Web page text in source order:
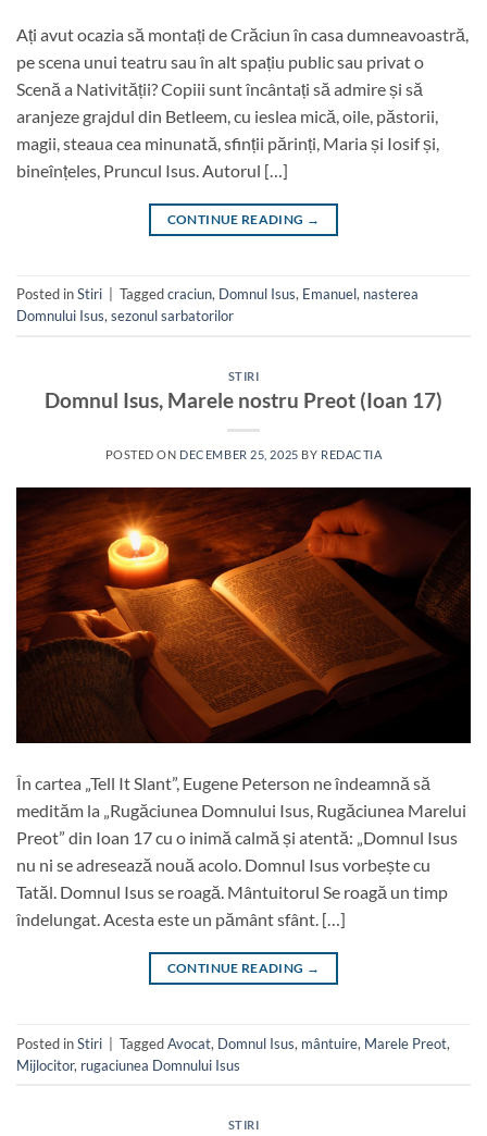
Ați avut ocazia să montați de Crăciun în casa dumneavoastră,
pe scena unui teatru sau în alt spațiu public sau privat o
Scenă a Nativității? Copiii sunt încântați să admire și să
aranjeze grajdul din Betleem, cu ieslea mică, oile, păstorii,
magii, steaua cea minunată, sfinții părinți, Maria și Iosif și,
bineînțeles, Pruncul Isus. Autorul […]
CONTINUE READING →
Posted inStiri Taggedcraciun, Domnul Isus, Emanuel, nasterea
Domnului Isus, sezonul sarbatorilor
STIRI
Domnul Isus, Marele nostru Preot (Ioan 17)
POSTED ON DECEMBER 25, 2025 BY REDACTIA
În cartea „Tell It Slant”, Eugene Peterson ne îndeamnă să
medităm la „Rugăciunea Domnului Isus, Rugăciunea Marelui
Preot” din Ioan 17 cu o inimă calmă și atentă: „Domnul Isus
nu ni se adresează nouă acolo. Domnul Isus vorbește cu
Tatăl. Domnul Isus se roagă. Mântuitorul Se roagă un timp
îndelungat. Acesta este un pământ sfânt. […]
CONTINUE READING →
Posted inStiri TaggedAvocat, Domnul Isus, mântuire, Marele Preot,
Mijlocitor, rugaciunea Domnului Isus
STIRI